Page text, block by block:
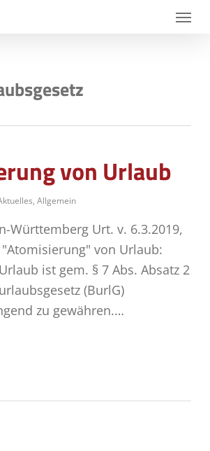
Menu
von Urlaub
, Allgemein
Württemberg Urt. v. 6.3.2019,
"Atomisierung" von Urlaub:
ist gem. § 7 Abs. Absatz 2
(BurlG)
zu gewähren.…